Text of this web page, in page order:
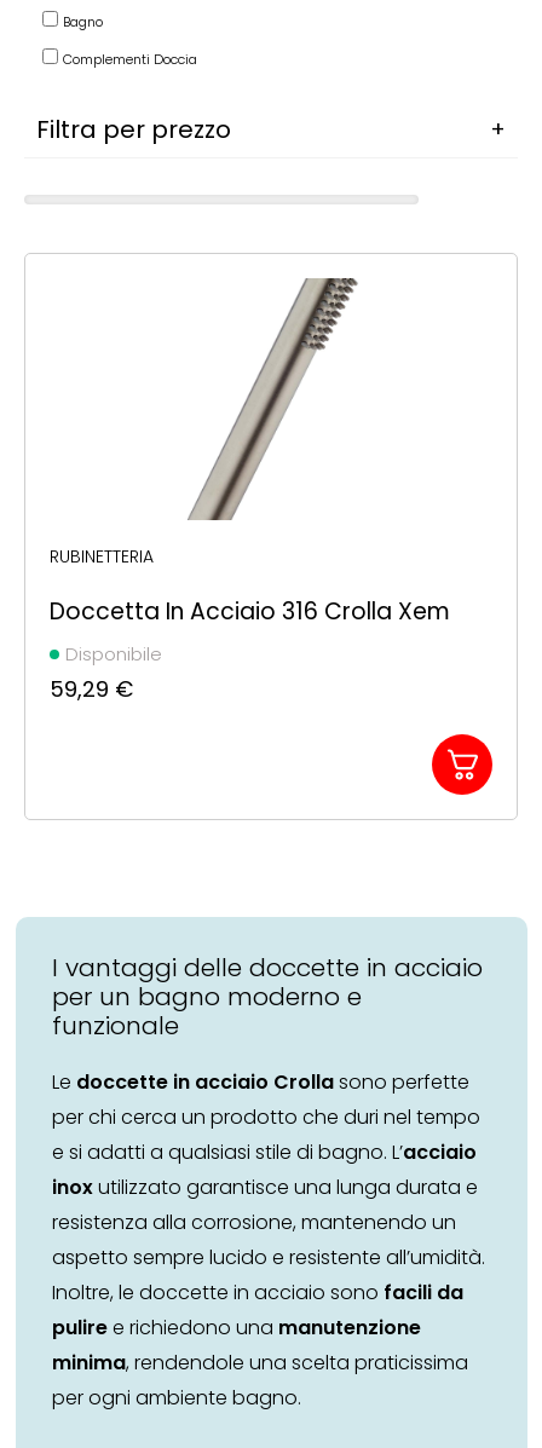
Bagno
Complementi Doccia
Filtra per prezzo
RUBINETTERIA
Doccetta In Acciaio 316 Crolla Xem
Disponibile
59,29 €
I vantaggi delle doccette in acciaio
per un bagno moderno e
funzionale
Le doccette in acciaio Crollasono perfette
per chi cerca un prodotto che duri nel tempo
e si adatti a qualsiasi stile di bagno. L’acciaio
inoxutilizzato garantisce una lunga durata e
resistenza alla corrosione, mantenendo un
aspetto sempre lucido e resistente all’umidità.
Inoltre, le doccette in acciaio sono facili da
puliree richiedono una manutenzione
minima, rendendole una scelta praticissima
per ogni ambiente bagno.